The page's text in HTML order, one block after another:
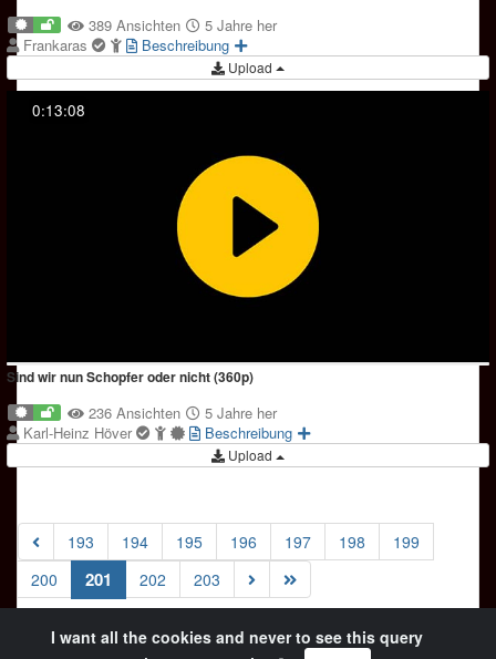
389 Ansichten
5 Jahre her
Frankaras
Beschreibung
Upload
0:13:08
Sind wir nun Schopfer oder nicht (360p)
236 Ansichten
5 Jahre her
Karl-Heinz Höver
Beschreibung
Upload
193 194 195 196 197 198
199
200
201 (current)
202 203
I want all the cookies and never to see this query